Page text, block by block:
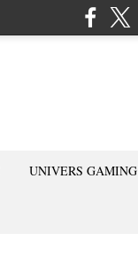
UNIVERS GAMING